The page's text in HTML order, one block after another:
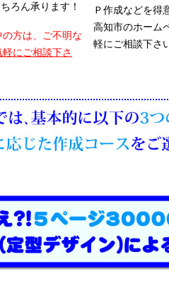
ろん承ります！
方は、ご不明な
軽にご相談下さ
Ｐ作成などを得
高知市のホーム
軽にご相談下さ